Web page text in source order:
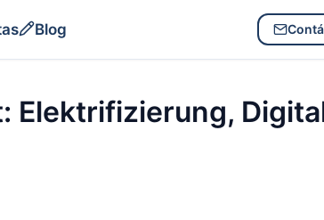
Blog
Elektrifizierung,